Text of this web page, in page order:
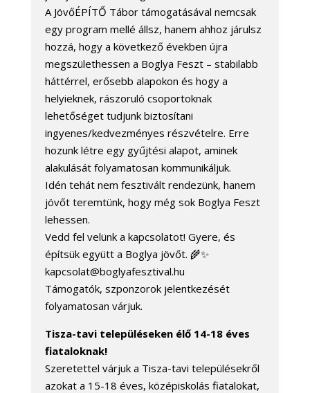
A JövőÉPÍTŐ Tábor támogatásával nemcsak
egy program mellé állsz, hanem ahhoz járulsz
hozzá, hogy a következő években újra
megszülethessen a Boglya Feszt – stabilabb
háttérrel, erősebb alapokon és hogy a
helyieknek, rászoruló csoportoknak
lehetőséget tudjunk biztosítani
ingyenes/kedvezményes részvételre. Erre
hozunk létre egy gyűjtési alapot, aminek
alakulását folyamatosan kommunikáljuk.
Idén tehát nem fesztivált rendezünk, hanem
jövőt teremtünk, hogy még sok Boglya Feszt
lehessen.
Vedd fel velünk a kapcsolatot! Gyere, és
építsük együtt a Boglya jövőt. 🌾✨
kapcsolat@boglyafesztival.hu
Támogatók, szponzorok jelentkezését
folyamatosan várjuk.
Tisza-tavi településeken élő 14-18 éves
fiataloknak!
Szeretettel várjuk a Tisza-tavi településekről
azokat a 15-18 éves, középiskolás fiatalokat,